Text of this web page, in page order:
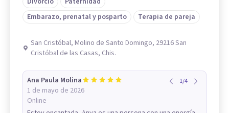
Embarazo, prenatal y posparto
Terapia de pareja
San Cristóbal, Molino de Santo Domingo, 29216 San
Cristóbal de las Casas, Chis.
Ana Paula Molina
1 de mayo de 2026
Online
1/4